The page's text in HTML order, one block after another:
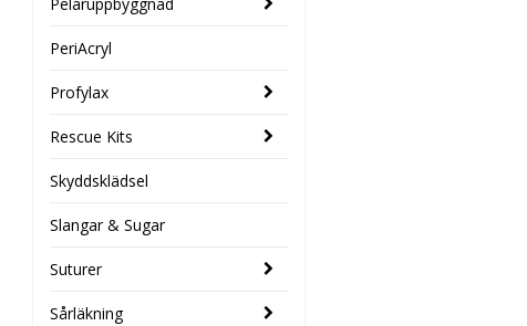
Pelaruppbyggnad
PeriAcryl
Profylax
Rescue Kits
Skyddsklädsel
Slangar & Sugar
Suturer
Sårläkning